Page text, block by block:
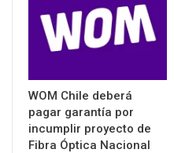
WOM Chile deberá
pagar garantía por
incumplir proyecto de
Fibra Óptica Nacional